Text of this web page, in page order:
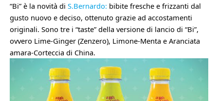
“Bi” è la novità di S.Bernardo: bibite fresche e frizzanti dal
gusto nuovo e deciso, ottenuto grazie ad accostamenti
originali. Sono tre i “taste” della versione di lancio di “Bi”,
ovvero Lime-Ginger (Zenzero), Limone-Menta e Aranciata
amara-Corteccia di China.